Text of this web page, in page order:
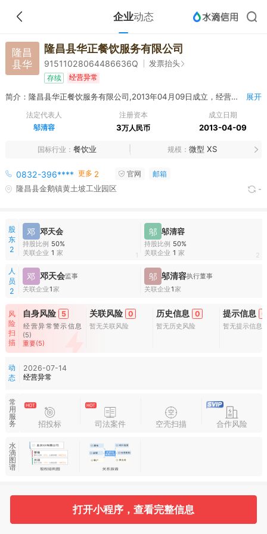
企业动态
隆昌
县华
隆昌县华正餐饮服务有限公司
91511028064486636Q 发票抬头
存续 经营异常
简介：隆昌县华正餐饮服务有限公司,2013年04月09日成立，经营范围包括餐饮服务（有效期至2016年01月06日止）。（依法须经批准的项目，经相关部门批准后方可开展经营活动） 展开
法定代表人
邬清容
注册资本
3万人民币
成立日期
2013-04-09
国标行业 餐饮业 规模 微型 XS
0832-396**** 更多 2 官网 邮箱
隆昌县金鹅镇黄土坡工业园区 -
股
东
2
邓 邓天会
持股比例 50%
关联企业 1 家 1
邬 邬清容
持股比例 50%
关联企业 1 家 2
人
员
2
邓 邓天会监事
关联企业1家
邬 邬清容执行董事
关联企业1家
风
险
扫
描
自身风险 5
经营异常警示信息
(5)
重要(5)
关联风险 0
暂无关联风险
历史信息 0
暂无历史风险
提示信息 0
暂无提示信息
动
态
2026-07-14
经营异常
常
用
服
务
招投标 司法案件 空壳扫描 合作风险
水
滴
图
谱
打开小程序，查看完整信息